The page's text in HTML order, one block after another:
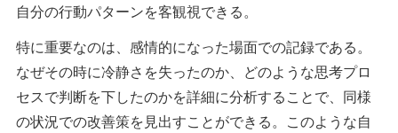
自分の行動パターンを客観視できる。
特に重要なのは、感情的になった場面での記録である。
なぜその時に冷静さを失ったのか、どのような思考プロ
セスで判断を下したのかを詳細に分析することで、同様
の状況での改善策を見出すことができる。このような自